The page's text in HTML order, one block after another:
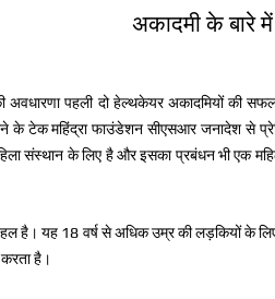
अकादमी के बारे में
अवधारणा पहली दो हेल्थकेयर अकादमियों की
के टेक महिंद्रा फाउंडेशन सीएसआर जनादेश से
संस्थान के लिए है और इसका प्रबंधन भी एक महिला
है। यह 18 वर्ष से अधिक उम्र की लड़कियों के
है।